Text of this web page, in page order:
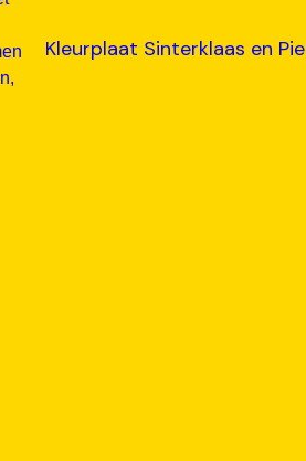
Kleurplaat Sinterklaas en